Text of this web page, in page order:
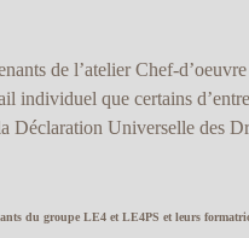
de l’atelier Chef-
individuel que certains
Déclaration Universelle des
du groupe LE4 et LE4PS et leurs